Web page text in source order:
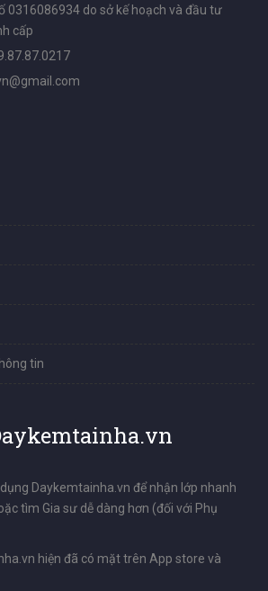
0316086934 do sở kế hoạch và đầu tư
cấp
tin
Daykemtainha.vn để nhận lớp nhanh
tìm Gia sư dễ dàng hơn (đối với Phụ
hiện đã có mặt trên App store và